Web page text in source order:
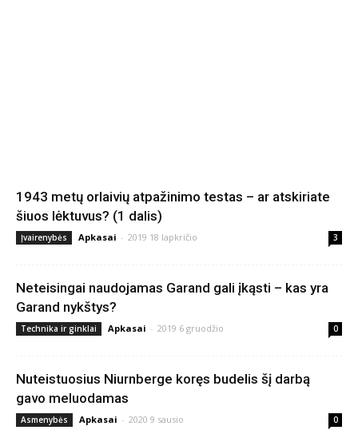
1943 metų orlaivių atpažinimo testas – ar atskiriate
šiuos lėktuvus? (1 dalis)
Įvairenybės Apkasai - 2019 18 lapkričio 3
Neteisingai naudojamas Garand gali įkąsti – kas yra
Garand nykštys?
Technika ir ginklai Apkasai - 2019 6 gruodžio 0
Nuteistuosius Niurnberge koręs budelis šį darbą
gavo meluodamas
Asmenybės Apkasai - 2020 9 sausio 0